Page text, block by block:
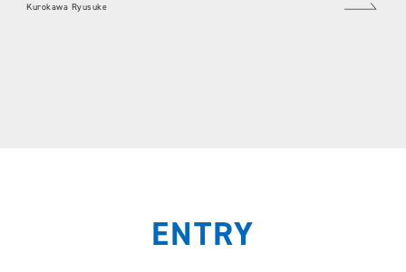
Kurokawa Ryusuke
ENTRY